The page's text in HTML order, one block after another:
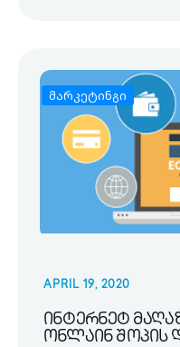
მარკეტინგი
APRIL 19, 2020
ინტერნეტ
ონლაინ შოპის